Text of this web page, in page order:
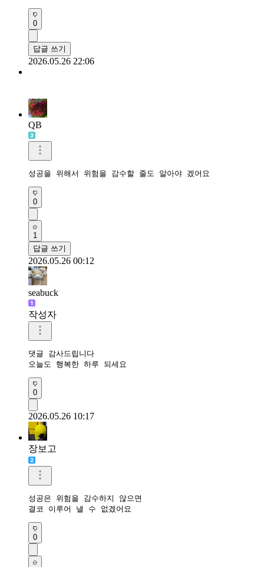
0
답글 쓰기
2026.05.26 22:06
QB
성공을 위해서 위험을 감수할 줄도 알아야 겠어요
0
1
답글 쓰기
2026.05.26 00:12
seabuck
작성자
댓글 감사드립니다
오늘도 행복한 하루 되세요
0
2026.05.26 10:17
장보고
성공은 위험을 감수하지 않으면
결코 이루어 낼 수 없겠어요
0